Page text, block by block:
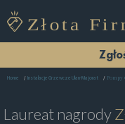
Home Instalacje Grzewcze Ulan-Majorat Pompy
Laureat nagrody